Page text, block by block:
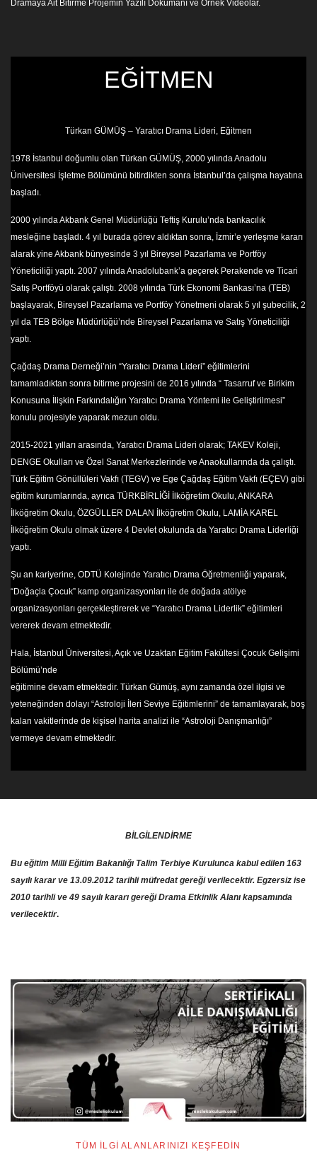
Dramaya Ait Bitirme Projemin Yazılı Dökümanı ve Örnek Videolar.
EĞİTMEN
Türkan GÜMÜŞ – Yaratıcı Drama Lideri, Eğitmen
1978 İstanbul doğumlu olan Türkan GÜMÜŞ, 2000 yılında Anadolu
Üniversitesi İşletme Bölümünü bitirdikten sonra İstanbul’da çalışma hayatına
başladı.
2000 yılında Akbank Genel Müdürlüğü Teftiş Kurulu’nda bankacılık
mesleğine başladı. 4 yıl burada görev aldıktan sonra, İzmir’e yerleşme kararı
alarak yine Akbank bünyesinde 3 yıl Bireysel Pazarlama ve Portföy
Yöneticiliği yaptı. 2007 yılında Anadolubank’a geçerek Perakende ve Ticari
Satış Portföyü olarak çalıştı. 2008 yılında Türk Ekonomi Bankası’na (TEB)
başlayarak, Bireysel Pazarlama ve Portföy Yönetmeni olarak 5 yıl şubecilik, 2
yıl da TEB Bölge Müdürlüğü’nde Bireysel Pazarlama ve Satış Yöneticiliği
yaptı.
Çağdaş Drama Derneği’nin “Yaratıcı Drama Lideri” eğitimlerini
tamamladıktan sonra bitirme projesini de 2016 yılında “ Tasarruf ve Birikim
Konusuna İlişkin Farkındalığın Yaratıcı Drama Yöntemi ile Geliştirilmesi”
konulu projesiyle yaparak mezun oldu.
2015-2021 yılları arasında, Yaratıcı Drama Lideri olarak; TAKEV Koleji,
DENGE Okulları ve Özel Sanat Merkezlerinde ve Anaokullarında da çalıştı.
Türk Eğitim Gönüllüleri Vakfı (TEGV) ve Ege Çağdaş Eğitim Vakfı (EÇEV) gibi
eğitim kurumlarında, ayrıca TÜRKBİRLİĞİ İlköğretim Okulu, ANKARA
İlköğretim Okulu, ÖZGÜLLER DALAN İlköğretim Okulu, LAMİA KAREL
İlköğretim Okulu olmak üzere 4 Devlet okulunda da Yaratıcı Drama Liderliği
yaptı.
Şu an kariyerine, ODTÜ Kolejinde Yaratıcı Drama Öğretmenliği yaparak,
“Doğaçla Çocuk” kamp organizasyonları ile de doğada atölye
organizasyonları gerçekleştirerek ve “Yaratıcı Drama Liderlik” eğitimleri
vererek devam etmektedir.
Hala, İstanbul Üniversitesi, Açık ve Uzaktan Eğitim Fakültesi Çocuk Gelişimi
Bölümü’nde
eğitimine devam etmektedir. Türkan Gümüş, aynı zamanda özel ilgisi ve
yeteneğinden dolayı “Astroloji İleri Seviye Eğitimlerini” de tamamlayarak, boş
kalan vakitlerinde de kişisel harita analizi ile “Astroloji Danışmanlığı”
vermeye devam etmektedir.
BİLGİLENDİRME
Bu eğitim Milli Eğitim Bakanlığı Talim Terbiye Kurulunca kabul edilen 163
sayılı karar ve 13.09.2012 tarihli müfredat gereği verilecektir. Egzersiz ise
2010 tarihli ve 49 sayılı kararı gereği Drama Etkinlik Alanı kapsamında
verilecektir.
TÜM ILGI ALANLARINIZI KEŞFEDIN